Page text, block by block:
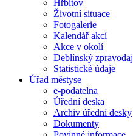
Hřbitov
Životní situace
Fotogalerie
Kalendář akcí
Akce v okolí
Deblínský zpravodaj
Statistické údaje
Úřad městyse
e-podatelna
Úřední deska
Archiv úřední desky
Dokumenty